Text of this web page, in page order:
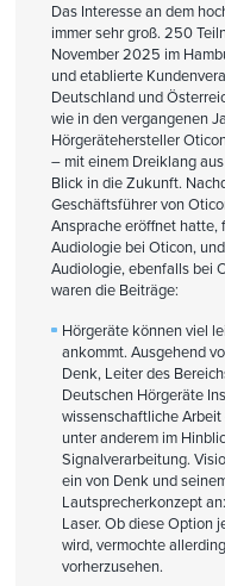
Das Interesse an dem
immer sehr groß. 250
November 2025 im
und etablierte
Deutschland und
wie in den vergangenen
Hörgerätehersteller
– mit einem Dreiklang
Blick in die Zukunft.
Geschäftsführer von
Ansprache eröffnet hatte,
Audiologie bei Oticon,
Audiologie, ebenfalls bei
waren die Beiträge:
Hörgeräte können viel
ankommt. Ausgehend
Denk, Leiter des
Deutschen Hörgeräte
wissenschaftliche
unter anderem im
Signalverarbeitung.
ein von Denk und
Lautsprecherkonzept
Laser. Ob diese Option
wird, vermochte
vorherzusehen.